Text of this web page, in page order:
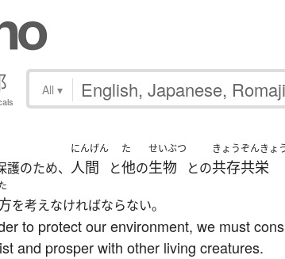
All ▾
護のため、
にんげん
人間 と
た
他の
せいぶつ
生物 との
きょうぞんきょ
共存共栄
を考えなければならない。
to protect our environment, we must
and prosper with other living creatures.